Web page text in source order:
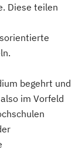
Diese teilen
begehrt und
im Vorfeld